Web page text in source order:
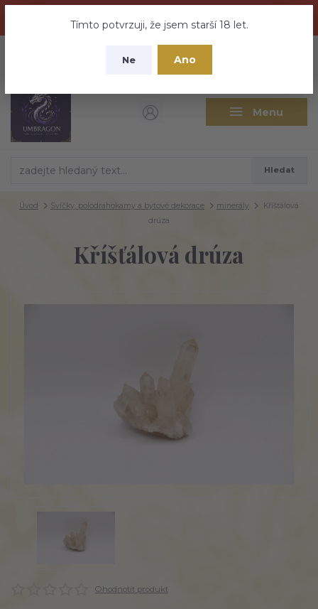
nebuďte vyděšeni zde najdete vše a ještě mnohem víc
Tímto potvrzuji, že jsem starší 18 let.
Ne Ano
Menu
CZK
Hledat
Úvod Svíčky, polodrahokamy a bytové dekorace minerály
Kříšťálová
drúza
Kříšťálová drúza
Ohodnotit produkt